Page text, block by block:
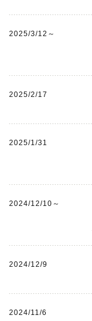
2025/3/12～
2025/2/17
2025/1/31
2024/12/10～
2024/12/9
2024/11/6